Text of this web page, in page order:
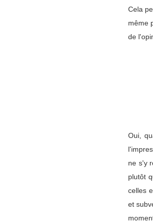
Cela
même
de
Oui,
ne s'y
plutôt
celles
et